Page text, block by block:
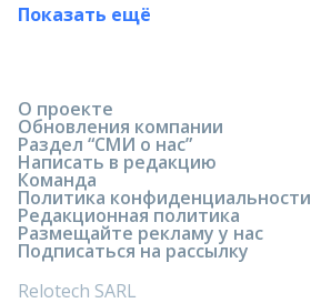
Показать ещё
О проекте
Обновления компании
Раздел “СМИ о нас”
Написать в редакцию
Команда
Политика конфиденциальности
Редакционная политика
Размещайте рекламу у нас
Подписаться на рассылку
Relotech SARL